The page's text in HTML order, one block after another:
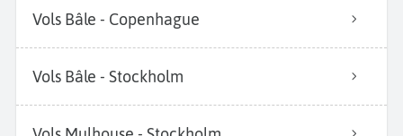
Vols Bâle - Copenhague
Vols Bâle - Stockholm